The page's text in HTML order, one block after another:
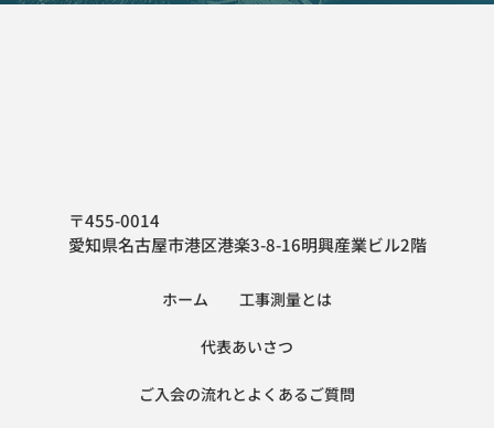
〒455-0014
愛知県名古屋市港区港楽3-8-16明興産業ビル2階
ホーム 工事測量とは
代表あいさつ
ご入会の流れとよくあるご質問